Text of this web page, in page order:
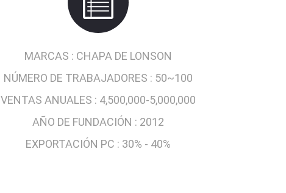
MARCAS : CHAPA DE LONSON
NÚMERO DE TRABAJADORES : 50~100
VENTAS ANUALES : 4,500,000-5,000,000
AÑO DE FUNDACIÓN : 2012
EXPORTACIÓN PC : 30% - 40%